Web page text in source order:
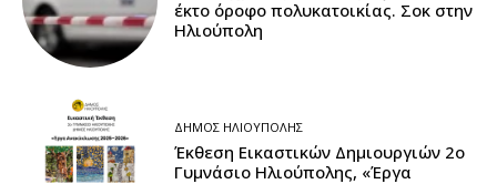
έκτο όροφο πολυκατοικίας. Σοκ στην
Ηλιούπολη
ΔΉΜΟΣ ΗΛΙΟΎΠΟΛΗΣ
Έκθεση Εικαστικών Δημιουργιών 2ο
Γυμνάσιο Ηλιούπολης, «Έργα